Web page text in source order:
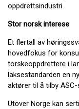
oppdrettsindustri.
Stor norsk interese
Et flertall av
hovedfokus for
torskeoppdrettere i
laksestandarden en
aktører til å tilby
Utover Norge kan